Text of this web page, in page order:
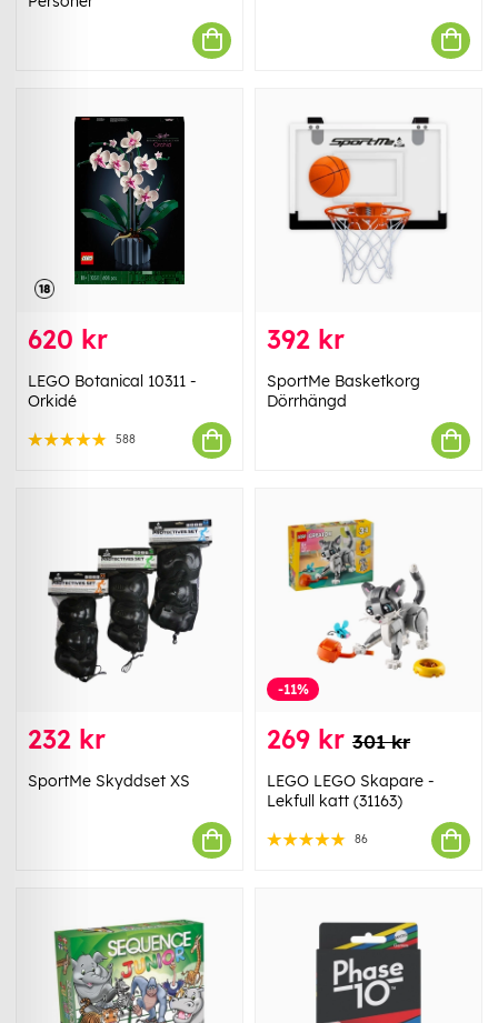
620 kr
LEGO Botanical 10311 -
Orkidé
588
392 kr
SportMe Basketkorg
Dörrhängd
232 kr
SportMe Skyddset XS
-11%
269 kr 301 kr
LEGO LEGO Skapare -
Lekfull katt (31163)
86